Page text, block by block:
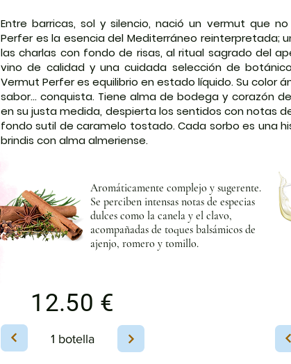
Entre barricas, sol y silencio, nació un vermut que
Perfer es la esencia del Mediterráneo reinterpretada;
las charlas con fondo de risas, al ritual sagrado del
vino de calidad y una cuidada selección de
Vermut Perfer es equilibrio en estado líquido. Su color
sabor… conquista. Tiene alma de bodega y corazón
en su justa medida, despierta los sentidos con notas
fondo sutil de caramelo tostado. Cada sorbo es una
brindis con alma almeriense.
Aromáticamente complejo y sugerente.
Se perciben intensas notas de especias
dulces como la canela y el clavo,
acompañadas de toques balsámicos de
ajenjo, romero y tomillo.
1 botella
12.50 €